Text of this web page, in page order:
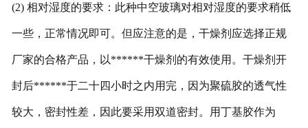
(2) 相对湿度的要求：此种中空玻璃对相对湿度的要求稍低
一些，正常情况即可。但应注意的是，干燥剂应选择正规
厂家的合格产品，以******干燥剂的有效使用。干燥剂开
封后******于二十四小时之内用完，因为聚硫胶的透气性
较大，密封性差，因此要采用双道密封。用丁基胶作为